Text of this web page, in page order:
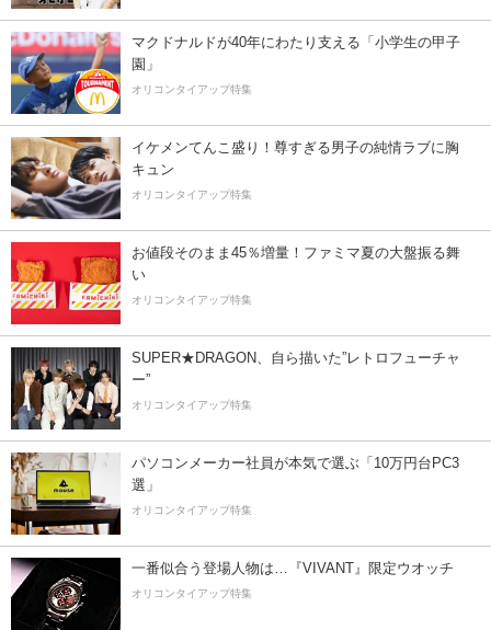
マクドナルドが40年にわたり支える「小学生の甲子
園」
オリコンタイアップ特集
イケメンてんこ盛り！尊すぎる男子の純情ラブに胸
キュン
オリコンタイアップ特集
お値段そのまま45％増量！ファミマ夏の大盤振る舞
い
オリコンタイアップ特集
SUPER★DRAGON、自ら描いた”レトロフューチャ
ー”
オリコンタイアップ特集
パソコンメーカー社員が本気で選ぶ「10万円台PC3
選」
オリコンタイアップ特集
一番似合う登場人物は…『VIVANT』限定ウオッチ
オリコンタイアップ特集